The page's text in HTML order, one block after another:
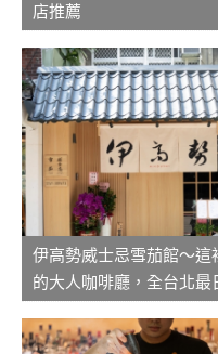
店推薦
伊高勢威士忌雪茄館～
的大人咖啡廳，全台北最